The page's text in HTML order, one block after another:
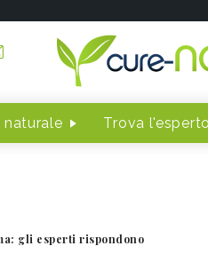
naturale Trova l'esperto
gli esperti rispondono